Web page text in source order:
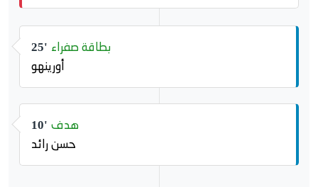
25' بطاقة صفراء
أورينهو
10' هدف
حسن رائد